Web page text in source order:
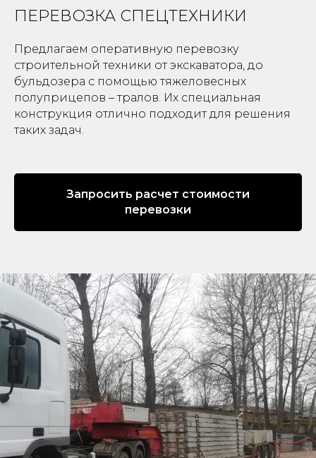
ПЕРЕВОЗКА СПЕЦТЕХНИКИ
Предлагаем оперативную перевозку
строительной техники от экскаватора, до
бульдозера с помощью тяжеловесных
полуприцепов – тралов. Их специальная
конструкция отлично подходит для решения
таких задач.
Запросить расчет стоимости
перевозки